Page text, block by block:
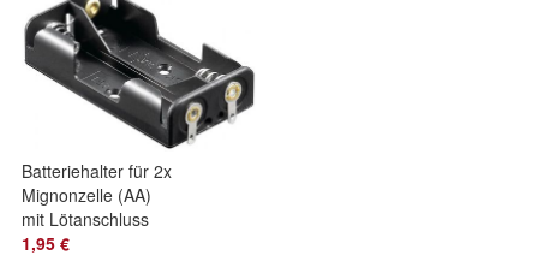
Batteriehalter für 2x
Mignonzelle (AA)
mit Lötanschluss
1,95 €